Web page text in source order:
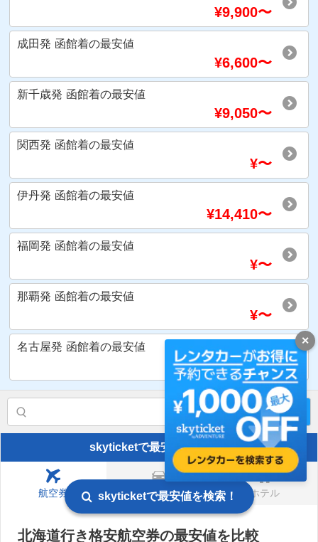
¥9,900〜
成田発 函館着の最安値
¥6,600〜
新千歳発 函館着の最安値
¥9,050〜
関西発 函館着の最安値
¥〜
伊丹発 函館着の最安値
¥14,410〜
福岡発 函館着の最安値
¥〜
那覇発 函館着の最安値
¥〜
名古屋発 函館着の最安値
¥16,490〜
検索
skyticketで最安値を検索！
skyticketで最安値を確認！
航空券 レンタカー ホテル
北海道行き格安航空券の最安値を比較
✕